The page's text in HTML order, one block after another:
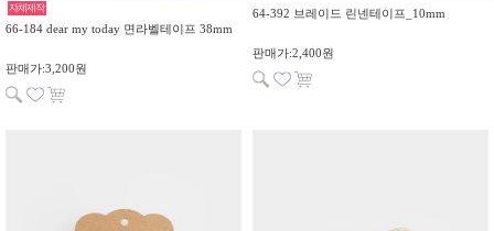
자체제작
66-184 dear my today 면라벨테이프 38mm
판매가:3,200원
64-392 브레이드 린넨테이프_10mm
판매가:2,400원